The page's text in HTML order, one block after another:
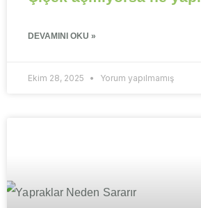
DEVAMINI OKU »
Ekim 28, 2025 Yorum yapılmamış